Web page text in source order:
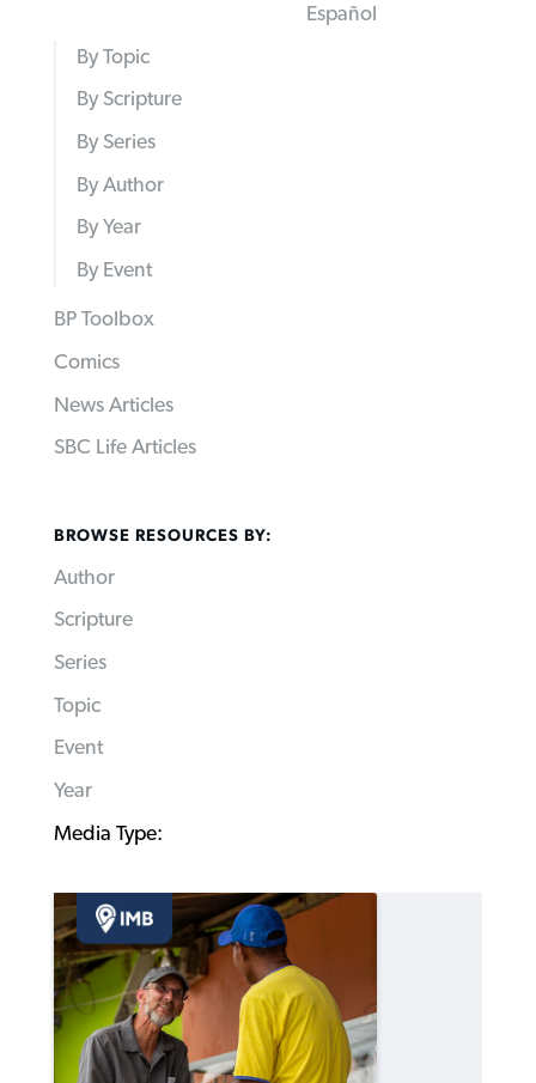
Español
By Topic
By Scripture
By Series
By Author
By Year
By Event
BP Toolbox
Comics
News Articles
SBC Life Articles
BROWSE RESOURCES BY:
Author
Scripture
Series
Topic
Event
Year
Media Type: